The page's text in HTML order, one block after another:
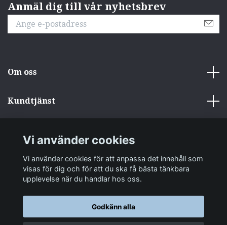
Anmäl dig till vår nyhetsbrev
Om oss
Kundtjänst
Sociala medier
Vi använder cookies
Vi använder cookies för att anpassa det innehåll som
visas för dig och för att du ska få bästa tänkbara
upplevelse när du handlar hos oss.
Godkänn alla